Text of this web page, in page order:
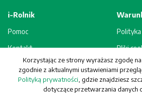
i-Rolnik
Pomoc
Kontakt
Rejestracja - korzyści
Pliki
Korzystając ze strony wyrażasz zgodę
zgodnie z aktualnymi ustawieniami
Polityką prywatności , gdzie znajdziesz
dotyczące przetwarzania danych